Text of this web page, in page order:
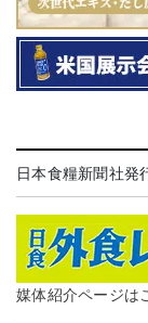
日本食糧新聞社発
媒体紹介ページは